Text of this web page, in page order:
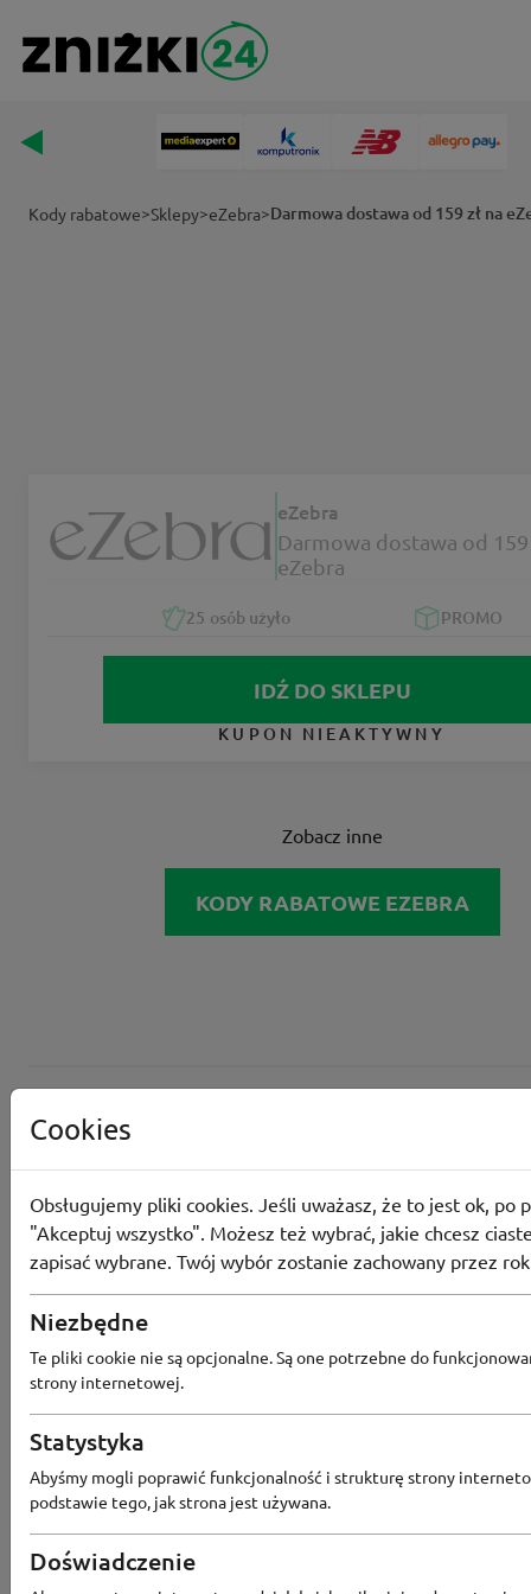
Kody rabatowe>Sklepy>eZebra>Darmowa dostawa od 159 zł na
eZebra
Darmowa dostawa od 159
eZebra
25 osób użyło PROMO
IDŹ DO SKLEPU
KUPON NIEAKTYWNY
Zobacz inne
KODY RABATOWE EZEBRA
Popularne sklepy
RTV EURO AGD MODIVO
KOMFORT CCC SMYK
Cookies
Obsługujemy pliki cookies. Jeśli uważasz, że to jest ok, po
"Akceptuj wszystko". Możesz też wybrać, jakie chcesz
zapisać wybrane. Twój wybór zostanie zachowany przez
Niezbędne
Te pliki cookie nie są opcjonalne. Są one potrzebne do
strony internetowej.
Statystyka
Abyśmy mogli poprawić funkcjonalność i strukturę strony
podstawie tego, jak strona jest używana.
Doświadczenie